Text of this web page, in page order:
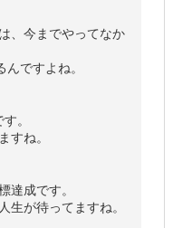
、今までやってなか
ですよね。
。
すね。
達成です。
生が待ってますね。